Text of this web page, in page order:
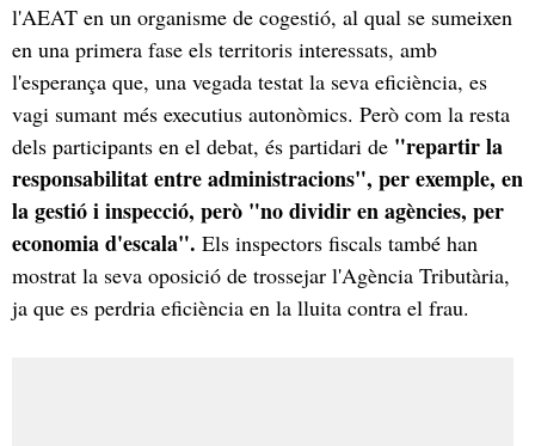
l'AEAT en un organisme de cogestió, al qual se sumeixen
en una primera fase els territoris interessats, amb
l'esperança que, una vegada testat la seva eficiència, es
vagi sumant més executius autonòmics. Però com la resta
dels participants en el debat, és partidari de "repartir la
responsabilitat entre administracions", per exemple, en
la gestió i inspecció, però "no dividir en agències, per
economia d'escala". Els inspectors fiscals també han
mostrat la seva oposició de trossejar l'Agència Tributària,
ja que es perdria eficiència en la lluita contra el frau.